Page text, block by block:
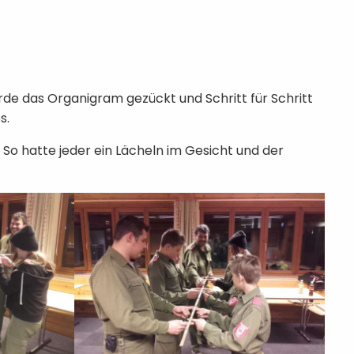
das Organigram gezückt und Schritt für Schritt
hatte jeder ein Lächeln im Gesicht und der